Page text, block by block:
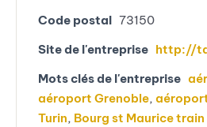
Code postal 73150
Site de l'entreprise http://
Mots clés de l'entreprise
aéroport Grenoble,
Turin, Bourg st Maurice